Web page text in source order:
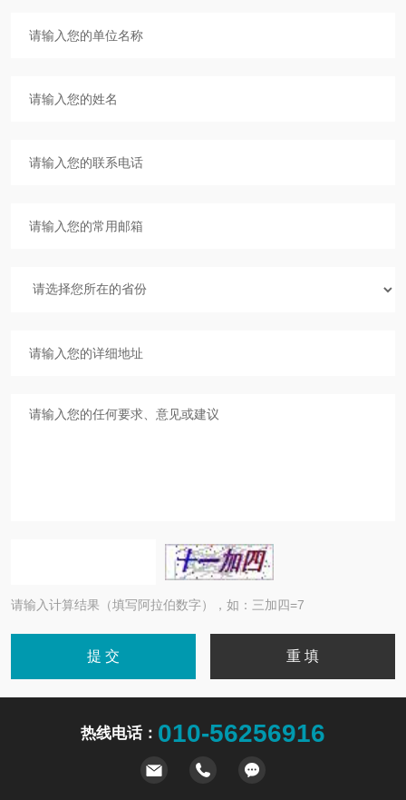
请输入计算结果（填写阿拉伯数字），如：三加四=7
热线电话： 010-56256916